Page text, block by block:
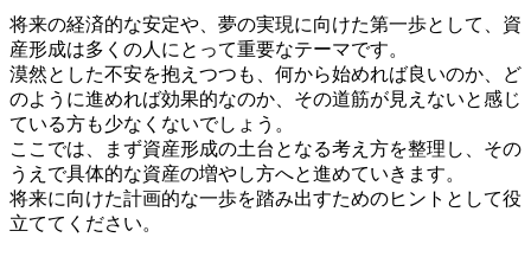
将来の経済的な安定や、夢の実現に向けた第一歩として、資
産形成は多くの人にとって重要なテーマです。
漠然とした不安を抱えつつも、何から始めれば良いのか、ど
のように進めれば効果的なのか、その道筋が見えないと感じ
ている方も少なくないでしょう。
ここでは、まず資産形成の土台となる考え方を整理し、その
うえで具体的な資産の増やし方へと進めていきます。
将来に向けた計画的な一歩を踏み出すためのヒントとして役
立ててください。